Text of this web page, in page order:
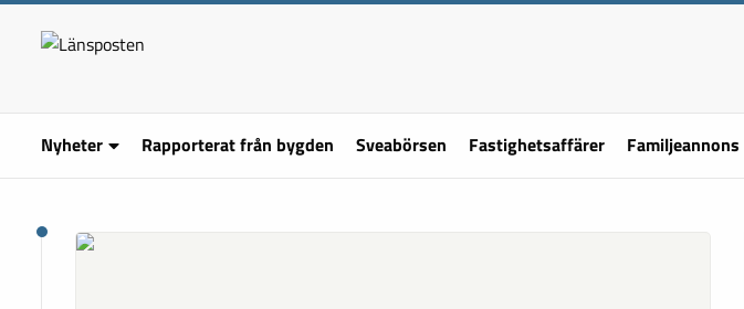
Nyheter Rapporterat från bygden Sveabörsen Fastighetsaffärer Familjeannons